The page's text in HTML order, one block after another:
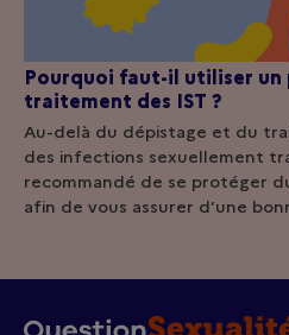
Pourquoi faut-il utiliser
traitement des IST ?
Au-delà du dépistage et du
des infections sexuellement
recommandé de se protéger
afin de vous assurer d’une